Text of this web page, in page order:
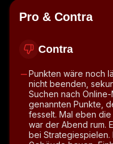
Pro & Contra
Contra
Punkten wäre noch
nicht beenden,
Suchen nach
genannten Punkte,
fesselt. Mal eben
war der Abend rum.
bei Strategiespielen.